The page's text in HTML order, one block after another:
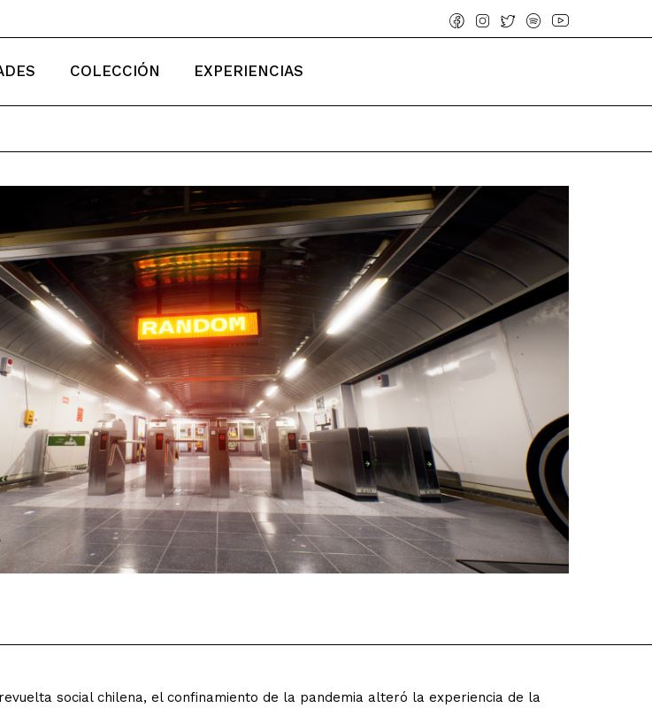
COLECCIÓN EXPERIENCIAS
social chilena, el confinamiento de la pandemia alteró la experiencia de la